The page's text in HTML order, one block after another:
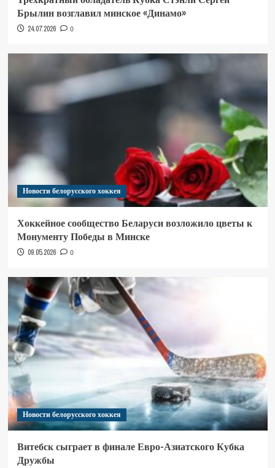
Брылин возглавил минское «Динамо»
24.07.2026 0
Новости белорусского хоккея
Хоккейное сообщество Беларуси возложило цветы к
Монументу Победы в Минске
09.05.2026 0
Новости белорусского хоккея
Витебск сыграет в финале Евро-Азиатского Кубка
Дружбы